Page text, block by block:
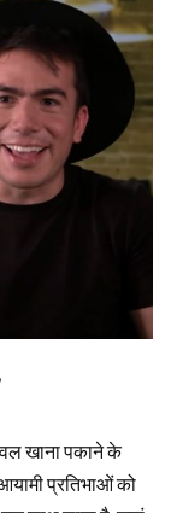
खाना पकाने के
प्रतिभाओं को